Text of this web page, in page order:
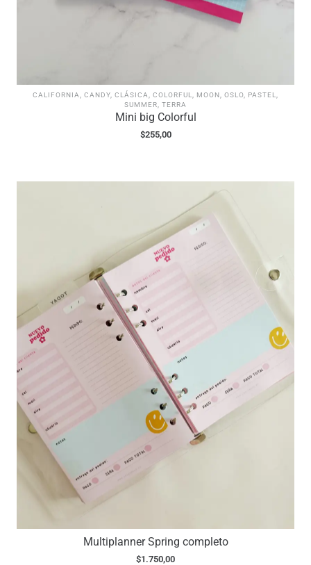
CALIFORNIA, CANDY, CLÁSICA, COLORFUL, MOON, OSLO, PASTEL,
SUMMER, TERRA
Mini big Colorful
$255,00
Multiplanner Spring completo
$1.750,00